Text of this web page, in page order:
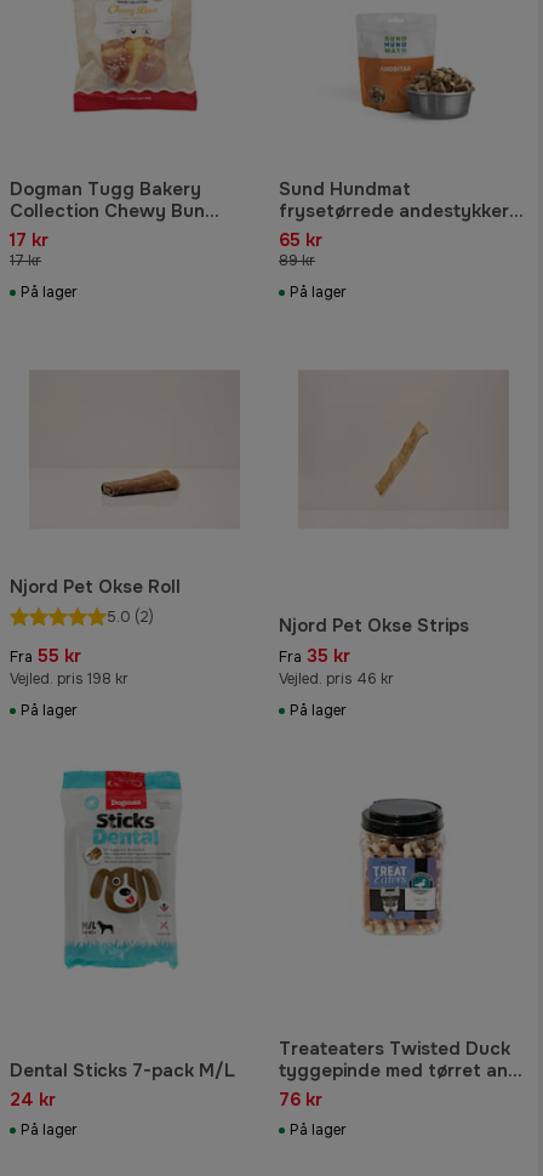
Dogman Tugg Bakery
Collection Chewy Bun
Chicken M 10cm
17 kr
17 kr
På lager
Sund Hundmat
frysetørrede andestykker
60g
65 kr
89 kr
På lager
Njord Pet Okse Roll
5.0 (2)
Fra 55 kr
Vejled. pris 198 kr
På lager
Njord Pet Okse Strips
Fra 35 kr
Vejled. pris 46 kr
På lager
Dental Sticks 7-pack M/L
24 kr
På lager
Treateaters Twisted Duck
tyggepinde med tørret and
400 gram
76 kr
På lager